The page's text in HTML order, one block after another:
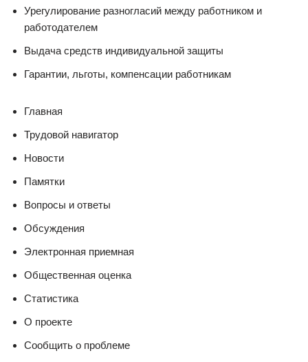
Урегулирование разногласий между работником и
работодателем
Выдача средств индивидуальной защиты
Гарантии, льготы, компенсации работникам
Главная
Трудовой навигатор
Новости
Памятки
Вопросы и ответы
Обсуждения
Электронная приемная
Общественная оценка
Статистика
О проекте
Сообщить о проблеме